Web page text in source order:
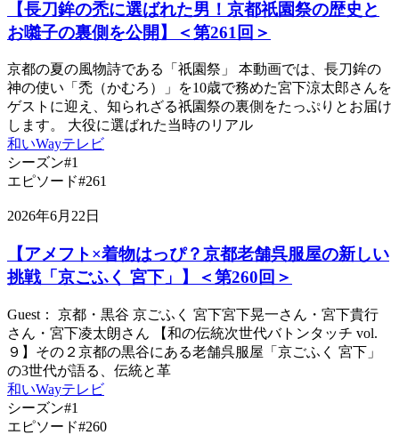
【長刀鉾の禿に選ばれた男！京都祇園祭の歴史と
お囃子の裏側を公開】＜第261回＞
京都の夏の風物詩である「祇園祭」 本動画では、長刀鉾の
神の使い「禿（かむろ）」を10歳で務めた宮下涼太郎さんを
ゲストに迎え、知られざる祇園祭の裏側をたっぷりとお届け
します。 大役に選ばれた当時のリアル
和いWayテレビ
シーズン#1
エピソード#261
2026年6月22日
【アメフト×着物はっぴ？京都老舗呉服屋の新しい
挑戦「京ごふく 宮下」】＜第260回＞
Guest： 京都・黒谷 京ごふく 宮下宮下晃一さん・宮下貴行
さん・宮下凌太朗さん 【和の伝統次世代バトンタッチ vol.
９】その２京都の黒谷にある老舗呉服屋「京ごふく 宮下」
の3世代が語る、伝統と革
和いWayテレビ
シーズン#1
エピソード#260